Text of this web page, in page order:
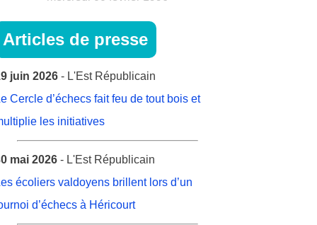
Articles de presse
juin 2026- L'Est Républicain
Cercle d’échecs fait feu de tout bois et
les initiatives
mai 2026- L'Est Républicain
écoliers valdoyens brillent lors d’un
d’échecs à Héricourt